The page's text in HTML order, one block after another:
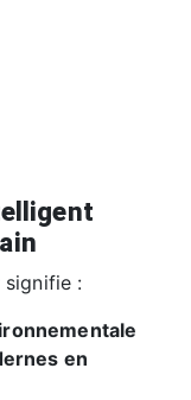
signifie :
en